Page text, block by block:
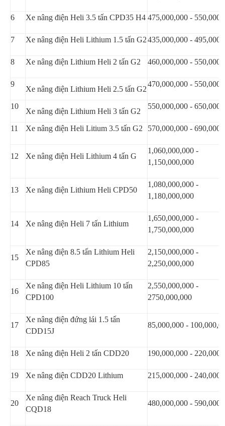
6 Xe nâng điện Heli 3.5 tấn CPD35 H4 475,000,000 -
7 Xe nâng điện Heli Lithium 1.5 tấn G2435,000,000 -
8 Xe nâng điện Lithium Heli 2 tấn G2 460,000,000 -
9
Xe nâng điện Lithium Heli 2.5 tấn G2
470,000,000 -
10
Xe nâng điện Lithium Heli 3 tấn G2
550,000,000 -
11 Xe nâng điện Heli Litium 3.5 tấn G2 570,000,000 -
12 Xe nâng điện Heli Lithium 4 tấn G
1,060,000,000 -
1,150,000,000
13 Xe nâng điện Lithium Heli CPD50
1,080,000,000 -
1,180,000,000
14 Xe nâng điện Heli 7 tấn Lithium
1,650,000,000 -
1,750,000,000
15
Xe nâng điện 8.5 tấn Lithium Heli
CPD85
2,150,000,000 -
2,250,000,000
16
Xe nâng điện Heli Lithium 10 tấn
CPD100
2,550,000,000 -
2750,000,000
17
Xe nâng điện đứng lái 1.5 tấn
CDD15J
85,000,000 -
18 Xe nâng điện Heli 2 tấn CDD20 190,000,000 -
19 Xe nâng điện CDD20 Lithium 215,000,000 -
20
Xe nâng điện Reach Truck Heli
CQD18
480,000,000 -